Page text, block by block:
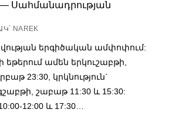
— Սահմանադրության
NAREK
երգիծական ամփոփում:
եթերում ամեն երկուշաբթի,
23:30, կրկնություն`
շաբաթ 11:30 և 15:30:
12:00 և 17:30…